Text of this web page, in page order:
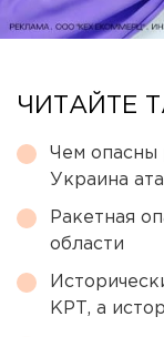
ЧИТАЙТЕ
Чем опасны
Украина
Ракетная
области
КРТ, а